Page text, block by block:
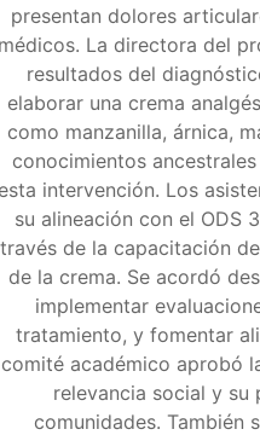
presentan dolores
médicos. La directora del
resultados del
elaborar una crema
como manzanilla, árnica,
conocimientos
esta intervención. Los
su alineación con el ODS
través de la capacitación
de la crema. Se acordó
implementar
tratamiento, y fomentar
comité académico aprobó
relevancia social y
comunidades. También